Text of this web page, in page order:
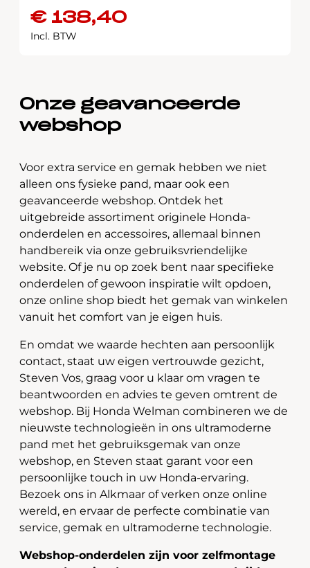
€138,40
Incl. BTW
Onze geavanceerde
webshop
Voor extra service en gemak hebben we niet
alleen ons fysieke pand, maar ook een
geavanceerde webshop. Ontdek het
uitgebreide assortiment originele Honda-
onderdelen en accessoires, allemaal binnen
handbereik via onze gebruiksvriendelijke
website. Of je nu op zoek bent naar specifieke
onderdelen of gewoon inspiratie wilt opdoen,
onze online shop biedt het gemak van winkelen
vanuit het comfort van je eigen huis.
En omdat we waarde hechten aan persoonlijk
contact, staat uw eigen vertrouwde gezicht,
Steven Vos, graag voor u klaar om vragen te
beantwoorden en advies te geven omtrent de
webshop. Bij Honda Welman combineren we de
nieuwste technologieën in ons ultramoderne
pand met het gebruiksgemak van onze
webshop, en Steven staat garant voor een
persoonlijke touch in uw Honda-ervaring.
Bezoek ons in Alkmaar of verken onze online
wereld, en ervaar de perfecte combinatie van
service, gemak en ultramoderne technologie.
Webshop-onderdelen zijn voor zelfmontage